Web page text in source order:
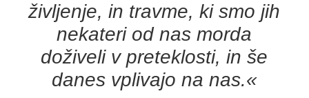
življenje, in travme, ki smo jih
nekateri od nas morda
doživeli v preteklosti, in še
danes vplivajo na nas.«